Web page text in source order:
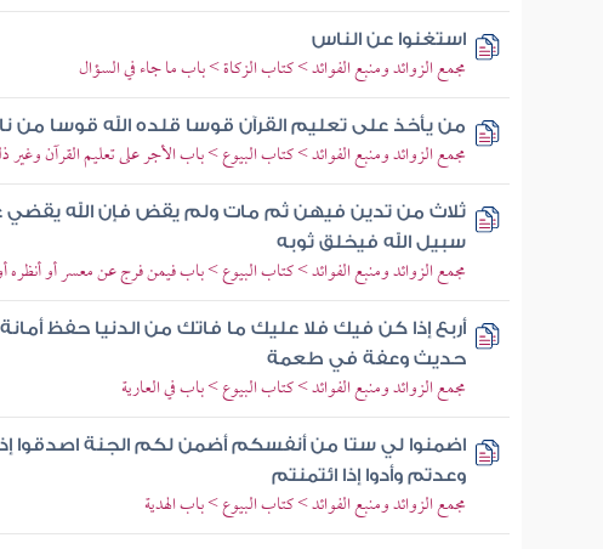
استغنوا عن الناس
مجمع الزوائد ومنبع الفوائد > كتاب الزكاة > باب ما جاء في السؤال
من يأخذ على تعليم القرآن قوسا قلده الله قوسا من
مجمع الزوائد ومنبع الفوائد > كتاب البيوع > باب الأجر على تعليم القرآن
ثلاث من تدين فيهن ثم مات ولم يقض فإن الله
سبيل الله فيخلق ثوبه
مجمع الزوائد ومنبع الفوائد > كتاب البيوع > باب فيمن فرج عن معسر أو أنظره
أربع إذا كن فيك فلا عليك ما فاتك من الدنيا حفظ
حديث وعفة في طعمة
مجمع الزوائد ومنبع الفوائد > كتاب البيوع > باب في العارية
اضمنوا لي ستا من أنفسكم أضمن لكم الجنة اصدقوا إذا
وعدتم وأدوا إذا ائتمنتم
مجمع الزوائد ومنبع الفوائد > كتاب البيوع > باب الهدية